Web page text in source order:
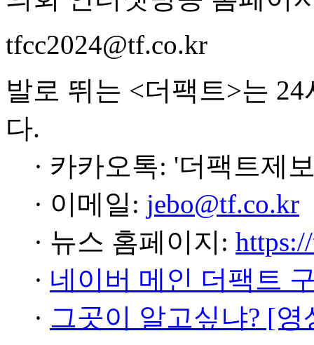
tfcc2024@tf.co.kr
발로 뛰는 <더팩트>는
다.
· 카카오톡: '더팩트제
· 이메일: jebo@tf.co.kr
· 뉴스 홈페이지:
· 네이버 메인 더팩트
· 그곳이 알고싶냐? [